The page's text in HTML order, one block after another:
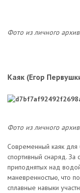
Фото из личного
Каяк (Егор
Фото из личного
Современный каяк
спортивный снаряд.
приподнятых над
маневренностью, что
сплавные навыки